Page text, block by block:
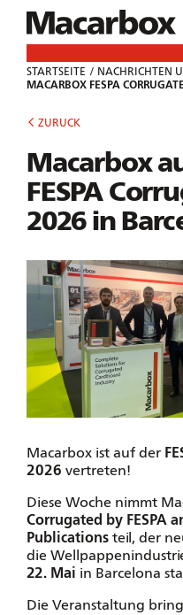
STARTSEITE
NACHRICHTEN
MACARBOX FESPA
ZURUCK
Macarbox
FESPA
2026 in
Macarbox ist auf der
2026 vertreten!
Diese Woche nimmt
Corrugated by FESPA
Publications teil, der
die
22. Mai in Barcelona
Die Veranstaltung